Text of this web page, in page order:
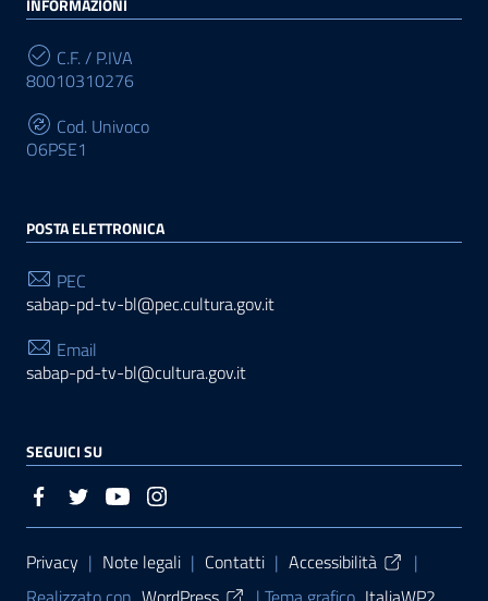
INFORMAZIONI
C.F. / P.IVA
80010310276
Cod. Univoco
O6PSE1
POSTA ELETTRONICA
PEC
sabap-pd-tv-bl@pec.cultura.gov.it
Email
sabap-pd-tv-bl@cultura.gov.it
SEGUICI SU
Sezione Link Utili
Privacy | Note legali | Contatti | Accessibilità
|